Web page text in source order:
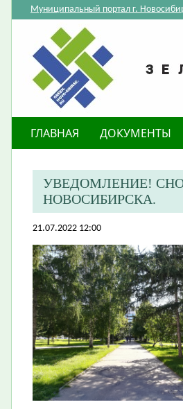
Муниципальный портал г.
ГЛАВНАЯ ДОКУМЕНТЫ
​УВЕДОМЛЕНИЕ!
НОВОСИБИРСКА.
21.07.2022 12:00